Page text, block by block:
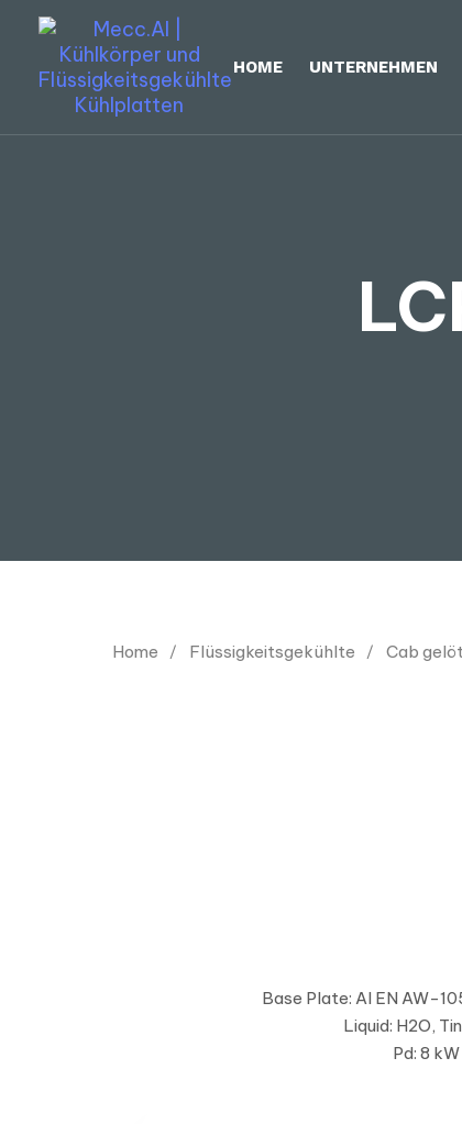
HOME UNTERNEHMEN
Home Flüssigkeitsgekühlte Cab
Base Plate: Al EN AW-
Liquid: H2O,
Pd: 8 kW